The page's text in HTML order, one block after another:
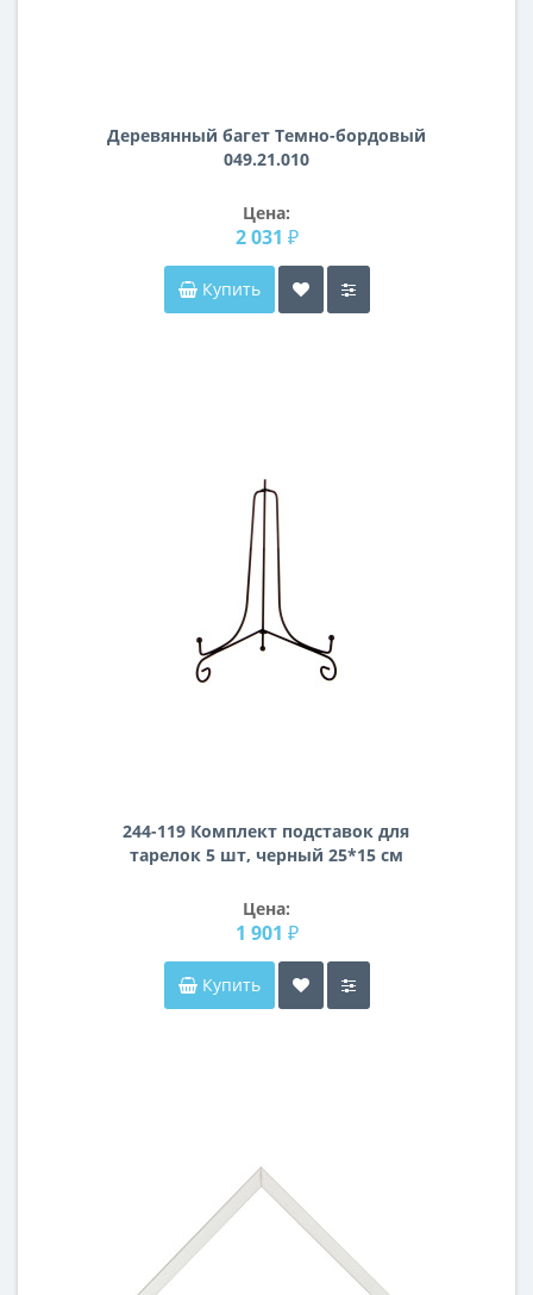
Деревянный багет Темно-бордовый
049.21.010
Цена:
2 031 ₽
Купить
244-119 Комплект подставок для
тарелок 5 шт, черный 25*15 см
Цена:
1 901 ₽
Купить